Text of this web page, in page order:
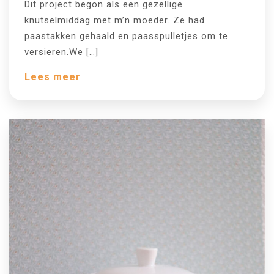
Dit project begon als een gezellige
knutselmiddag met m’n moeder. Ze had
paastakken gehaald en paasspulletjes om te
versieren.We […]
Lees meer